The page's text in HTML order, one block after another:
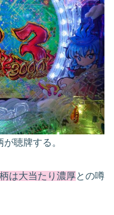
聴牌する。
は大当たり濃厚との噂